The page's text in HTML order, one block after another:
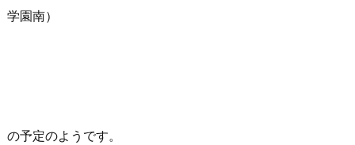
学園南）
の予定のようです。